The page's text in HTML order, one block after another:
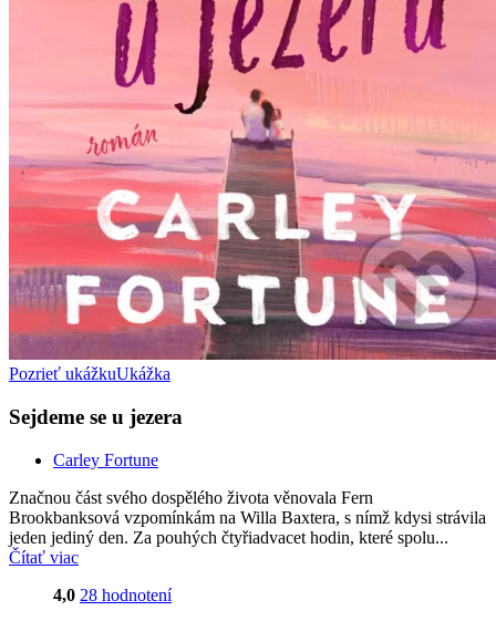
Pozrieť ukážkuUkážka
Sejdeme se u jezera
Carley Fortune
Značnou část svého dospělého života věnovala Fern
Brookbanksová vzpomínkám na Willa Baxtera, s nímž kdysi strávila
jeden jediný den. Za pouhých čtyřiadvacet hodin, které spolu...
Čítať viac
4,0 28 hodnotení